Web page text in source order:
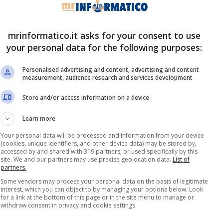
mrinformatico.it asks for your consent to use
your personal data for the following purposes:
Personalised advertising and content, advertising and content
measurement, audience research and services development
Store and/or access information on a device
Learn more
Your personal data will be processed and information from your device
(cookies, unique identifiers, and other device data) may be stored by,
accessed by and shared with 319 partners, or used specifically by this
site. We and our partners may use precise geolocation data. List of
partners.
Some vendors may process your personal data on the basis of legitimate
interest, which you can object to by managing your options below. Look
for a link at the bottom of this page or in the site menu to manage or
withdraw consent in privacy and cookie settings.